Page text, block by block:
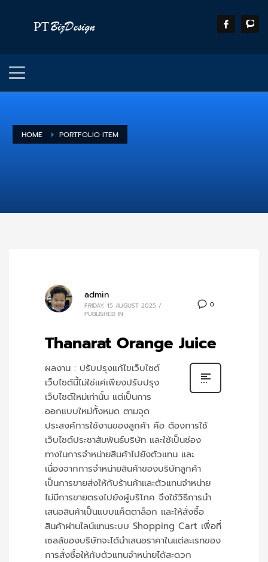
HOME PORTFOLIO ITEM
0
admin
FRIDAY, 15 AUGUST 2025 /
PUBLISHED IN
Thanarat Orange Juice
ผลงาน : ปรับปรุงแก้ไขเว็บไซต์
เว็บไซต์นี้ไม่ใช่แค่เพียงปรับปรุง
เว็บไซต์ใหม่เท่านั้น แต่เป็นการ
ออกแบบใหม่ทั้งหมด ตามจุด
ประสงค์การใช้งานของลูกค้า คือ ต้องการใช้
เว็บไซต์ประชาสัมพันธ์บริษัท และใช้เป็นช่อง
ทางในการจำหน่ายสินค้าไปยังตัวแทน และ
เนื่องจากการจำหน่ายสินค้าของบริษัทลูกค้า
เป็นการขายส่งให้กับร้านค้าและตัวแทนจำหน่าย
ไม่มีการขายตรงไปยังผู้บริโภค จึงใช้วิธีการนำ
เสนอสินค้าเป็นแบบแค็ตตาล็อก และให้สั่งซื้อ
สินค้าผ่านไลน์แทนระบบ Shopping Cart เพื่อที่
เซลล์ของบริษัทจะได้นำเสนอราคาในแต่ละเรทของ
การสั่งซื้อให้กับตัวแทนจำหน่ายได้สะดวก